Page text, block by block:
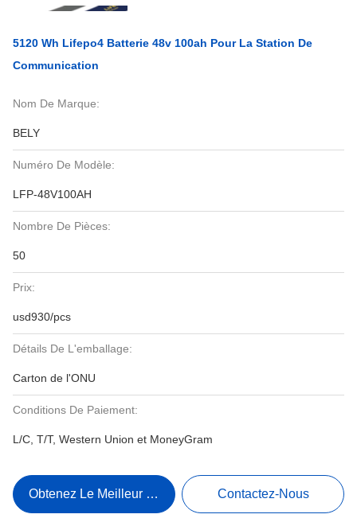
5120 Wh Lifepo4 Batterie 48v 100ah Pour La Station De
Communication
Nom De Marque:
BELY
Numéro De Modèle:
LFP-48V100AH
Nombre De Pièces:
50
Prix:
usd930/pcs
Détails De L'emballage:
Carton de l'ONU
Conditions De Paiement:
L/C, T/T, Western Union et MoneyGram
Obtenez Le Meilleur Prix Contactez-Nous